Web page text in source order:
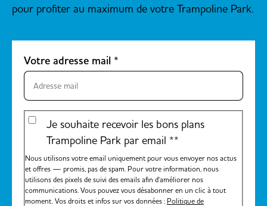
pour profiter au maximum de votre Trampoline Park.
Votre adresse mail *
Je souhaite recevoir les bons plans
Trampoline Park par email **
Nous utilisons votre email uniquement pour vous envoyer nos actus
et offres — promis, pas de spam. Pour votre information, nous
utilisons des pixels de suivi des emails afin d'améliorer nos
communications. Vous pouvez vous désabonner en un clic à tout
moment. Vos droits et infos sur vos données : Politique de